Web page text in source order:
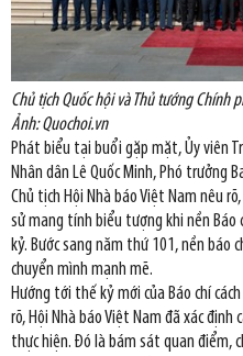
Chủ tịch Quốc hội và Thủ tướng Chính
Ảnh: Quochoi.vn
Phát biểu tại buổi gặp mặt, Ủy viên
Nhân dân Lê Quốc Minh, Phó trưởng
Chủ tịch Hội Nhà báo Việt Nam nêu
sử mang tính biểu tượng khi nền
kỷ. Bước sang năm thứ 101, nền báo
chuyển mình mạnh mẽ.
Hướng tới thế kỷ mới của Báo chí
rõ, Hội Nhà báo Việt Nam đã xác
thực hiện. Đó là bám sát quan điểm,